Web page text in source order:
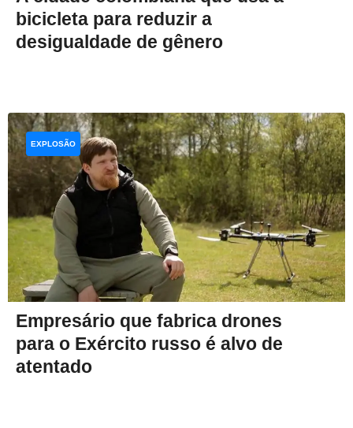
bicicleta para reduzir a
desigualdade de gênero
Empresário que fabrica drones
para o Exército russo é alvo de
atentado
EXPLOSÃO